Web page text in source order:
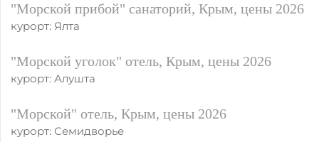
"Морской прибой" санаторий, Крым, цены 2026
курорт: Ялта
"Морской уголок" отель, Крым, цены 2026
курорт: Алушта
"Морской" отель, Крым, цены 2026
курорт: Семидворье